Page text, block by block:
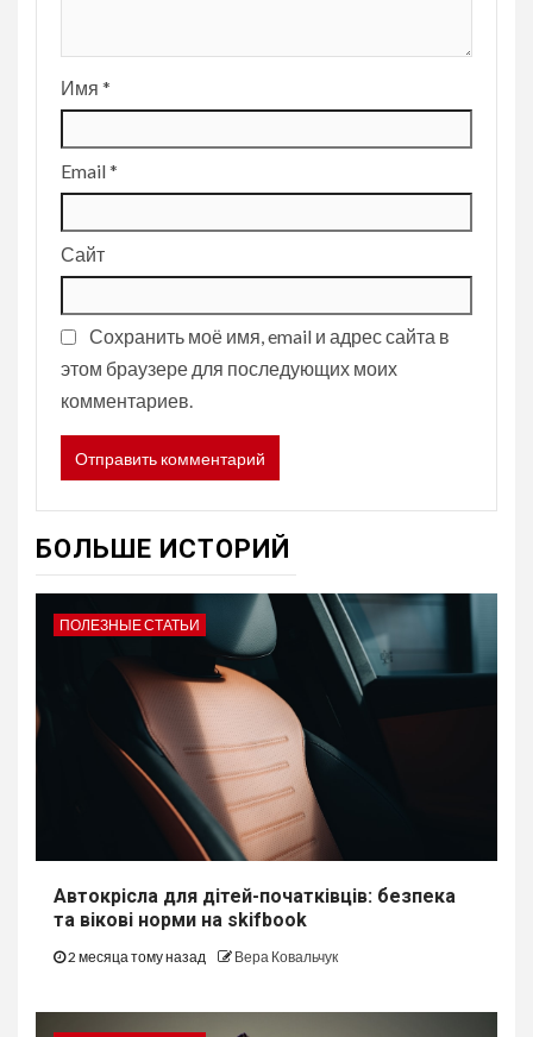
Имя *
Email*
Сайт
Сохранить моё имя, email и адрес сайта в
этом браузере для последующих моих
комментариев.
БОЛЬШЕ ИСТОРИЙ
ПОЛЕЗНЫЕ СТАТЬИ
Автокрісла для дітей-початківців: безпека
та вікові норми на skifbook
2 месяца тому назад Вера Ковальчук